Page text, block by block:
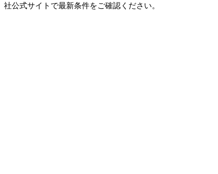
社公式サイトで最新条件をご確認ください。